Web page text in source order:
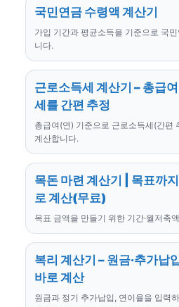
국민연금 수령액 계산기
가입 기간과 평균소득을 기준으로 국
니다.
근로소득세 계산기 – 총급
세를 간편 추정
총급여(연) 기준으로 근로소득세(간편
계산합니다.
목돈 마련 계산기 | 목표까
로 계산(무료)
목표 금액을 만들기 위한 기간·월저축
복리 계산기 – 원금·추가납
바로 계산
원금과 정기 추가납입, 연이율을 입력